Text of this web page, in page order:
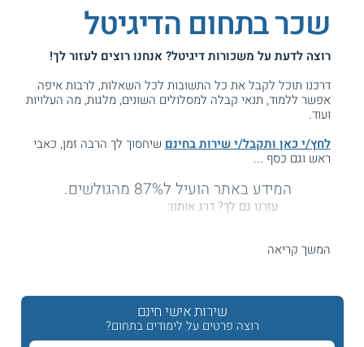
שכר בתחום הדיגיטל
רוצה לדעת על משכורות דיגיטל? אנחנו רוצים לעזור לך!
דרכנו תוכל לקבל את כל התשובות לכל השאלות, לרבות איפה
אפשר ללמוד, תנאי קבלה למסלולים השונים, מלגות, מה העלויות
ועוד.
לחץ/י כאן ותקבל/י שירות בחינם שיחסוך לך הרבה זמן, כאבי
ראש וגם כסף ...
המידע באתר הועיל ל87% מהגולשים.
עזרנו גם לך? דרג אותנו:
תחום הדיגיטל מתייחס למגוון הפעולות המתקיימות בזירת
האונליין. עובדים בענף עוסקים בין היתר בשיווק שירותים ומוצרים
באינטרנט ובניהול של קמפיינים פרסומיים מקוונים עבור חברות
המשך קריאה
שירות אישי חינם
רוצה פרטים על לימודים בתחום?